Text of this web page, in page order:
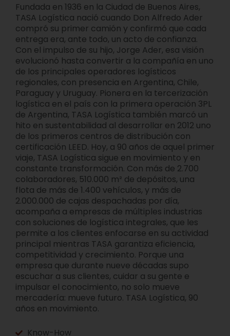
Fundada en 1936 en la Ciudad de Buenos Aires,
TASA Logística nació cuando Don Alfredo Ader
compró su primer camión y confirmó que cada
entrega era, ante todo, un acto de confianza.
Con el impulso de su hijo, Jorge Ader, esa visión
evolucionó hasta convertir a la compañía en uno
de los principales operadores logísticos
regionales, con presencia en Argentina, Chile,
Paraguay y Uruguay. Pionera en la tercerización
logística en el país con la primera operación 3PL
de Argentina, TASA Logística también marcó un
hito en sustentabilidad al desarrollar en 2012 uno
de los primeros centros de distribución con
certificación LEED. Hoy, a 90 años de aquel primer
viaje, TASA Logística sigue en movimiento y en
constante transformación. Con más de 2.700
colaboradores, 510.000 m² de depósitos, una
flota de más de 1.400 vehículos, y más de
2.000.000 de cajas despachadas por día,
acompaña a empresas de múltiples industrias
con soluciones de logística integrales, que les
permite a los clientes enfocarse en su actividad
principal mientras TASA garantiza eficiencia,
competitividad y crecimiento. Porque una
empresa que durante nueve décadas supo
escuchar a sus clientes, cuidar a su gente e
impulsar el conocimiento, no solo mueve
mercadería: mueve futuro. TASA Logística, 90
años en movimiento.
Know-How